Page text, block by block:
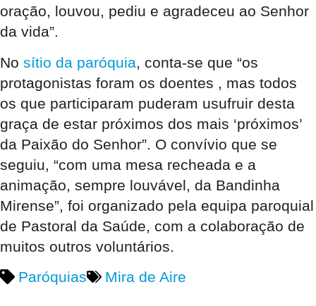
oração, louvou, pediu e agradeceu ao Senhor
da vida”.
No sítio da paróquia, conta-se que “os
protagonistas foram os doentes , mas todos
os que participaram puderam usufruir desta
graça de estar próximos dos mais ‘próximos’
da Paixão do Senhor”. O convívio que se
seguiu, “com uma mesa recheada e a
animação, sempre louvável, da Bandinha
Mirense”, foi organizado pela equipa paroquial
de Pastoral da Saúde, com a colaboração de
muitos outros voluntários.
Paróquias
Mira de Aire